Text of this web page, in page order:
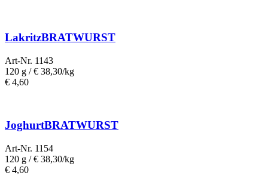
LakritzBRATWURST
Art-Nr. 1143
120 g /€ 38,30/kg
€ 4,60
JoghurtBRATWURST
Art-Nr. 1154
120 g /€ 38,30/kg
€ 4,60